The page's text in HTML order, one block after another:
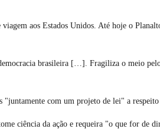
aos Estados Unidos. Até hoje o
brasileira […]. Fragiliza o meio
"juntamente com um projeto de lei" a
ciência da ação e requeira "o que for de